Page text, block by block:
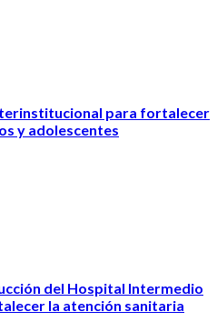
para fortalecer
y adolescentes
del Hospital Intermedio
la atención sanitaria